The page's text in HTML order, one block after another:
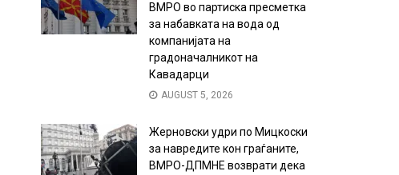
ВМРО во партиска пресметка
за набавката на вода од
компанијата на
градоначалникот на
Кавадарци
AUGUST 5, 2026
Жерновски удри по Мицкоски
за навредите кон граѓаните,
ВМРО-ДПМНЕ возврати дека